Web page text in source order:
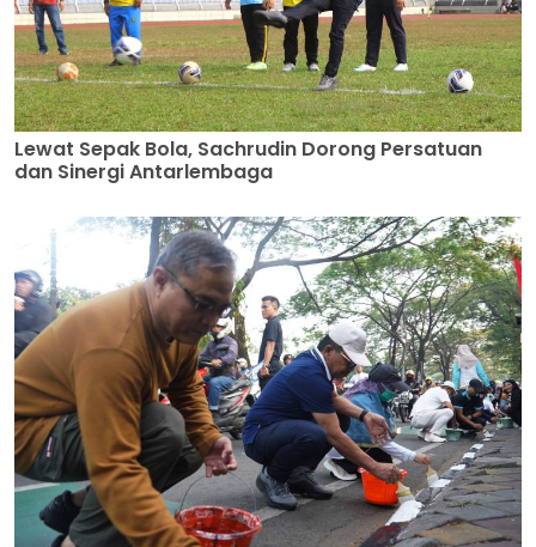
Lewat Sepak Bola, Sachrudin Dorong Persatuan
dan Sinergi Antarlembaga